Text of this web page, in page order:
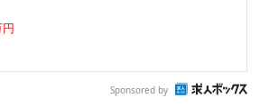
Sponsored by